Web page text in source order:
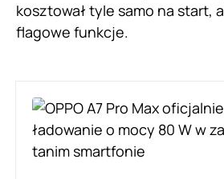
kosztował tyle samo na start,
flagowe funkcje.